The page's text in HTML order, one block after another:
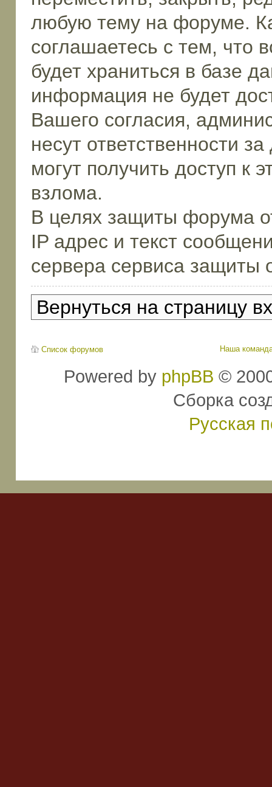
любую тему на форуме.
соглашаетесь с тем, что
будет храниться в базе
информация не будет
Вашего согласия,
несут ответственности
могут получить доступ к
взлома.
В целях защиты форума
IP адрес и текст
сервера сервиса защиты
Вернуться на страницу
Список форумов Наша
Powered by phpBB ©
Сборка
Русская